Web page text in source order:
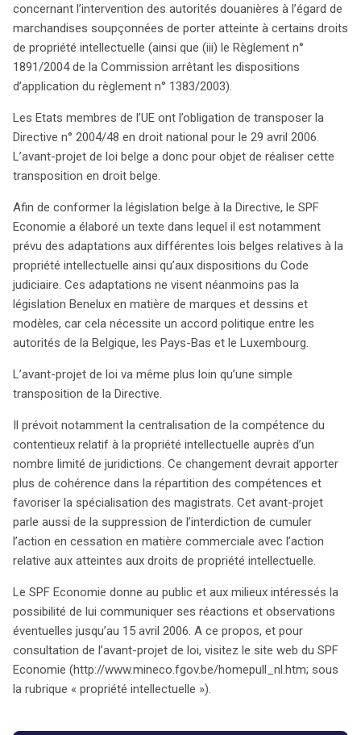
contentieux relatif à la propriété intellectuelle, il vise à
instaurer une cohérence dans les compétences
judiciaires et à favoriser la spécialisation des magistrats.
De plus, l’avant-projet prévoit la possibilité de cumuler
l’action en cessation commerciale avec les actions
intellectuelle. Le SPF Economie invite le public et les
parties intéressées à faire part de leurs retours sur ce
projet jusqu’au 15 avril 2006, rendant ainsi le processus
législatif plus participatif. Pour plus de détails, consultez
le site du SPF Economie.
concernant l’intervention des autorités douanières à l’égard de
marchandises soupçonnées de porter atteinte à certains droits
de propriété intellectuelle (ainsi que (iii) le Règlement n°
1891/2004 de la Commission arrêtant les dispositions
d’application du règlement n° 1383/2003).
Les Etats membres de l’UE ont l’obligation de transposer la
Directive n° 2004/48 en droit national pour le 29 avril 2006.
L’avant-projet de loi belge a donc pour objet de réaliser cette
transposition en droit belge.
Afin de conformer la législation belge à la Directive, le SPF
Economie a élaboré un texte dans lequel il est notamment
prévu des adaptations aux différentes lois belges relatives à la
propriété intellectuelle ainsi qu’aux dispositions du Code
judiciaire. Ces adaptations ne visent néanmoins pas la
législation Benelux en matière de marques et dessins et
modèles, car cela nécessite un accord politique entre les
autorités de la Belgique, les Pays-Bas et le Luxembourg.
L’avant-projet de loi va même plus loin qu’une simple
transposition de la Directive.
Il prévoit notamment la centralisation de la compétence du
contentieux relatif à la propriété intellectuelle auprès d’un
nombre limité de juridictions. Ce changement devrait apporter
plus de cohérence dans la répartition des compétences et
favoriser la spécialisation des magistrats. Cet avant-projet
parle aussi de la suppression de l’interdiction de cumuler
l’action en cessation en matière commerciale avec l’action
relative aux atteintes aux droits de propriété intellectuelle.
Le SPF Economie donne au public et aux milieux intéressés la
possibilité de lui communiquer ses réactions et observations
éventuelles jusqu’au 15 avril 2006. A ce propos, et pour
consultation de l’avant-projet de loi, visitez le site web du SPF
Economie (http://www.mineco.fgov.be/homepull_nl.htm; sous
la rubrique « propriété intellectuelle »).